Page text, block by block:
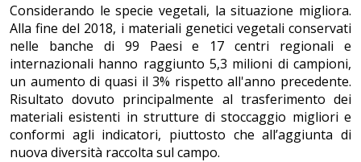
Considerando le specie vegetali, la situazione migliora.
Alla fine del 2018, i materiali genetici vegetali conservati
nelle banche di 99 Paesi e 17 centri regionali e
internazionali hanno raggiunto 5,3 milioni di campioni,
un aumento di quasi il 3% rispetto all'anno precedente.
Risultato dovuto principalmente al trasferimento dei
materiali esistenti in strutture di stoccaggio migliori e
conformi agli indicatori, piuttosto che all’aggiunta di
nuova diversità raccolta sul campo.